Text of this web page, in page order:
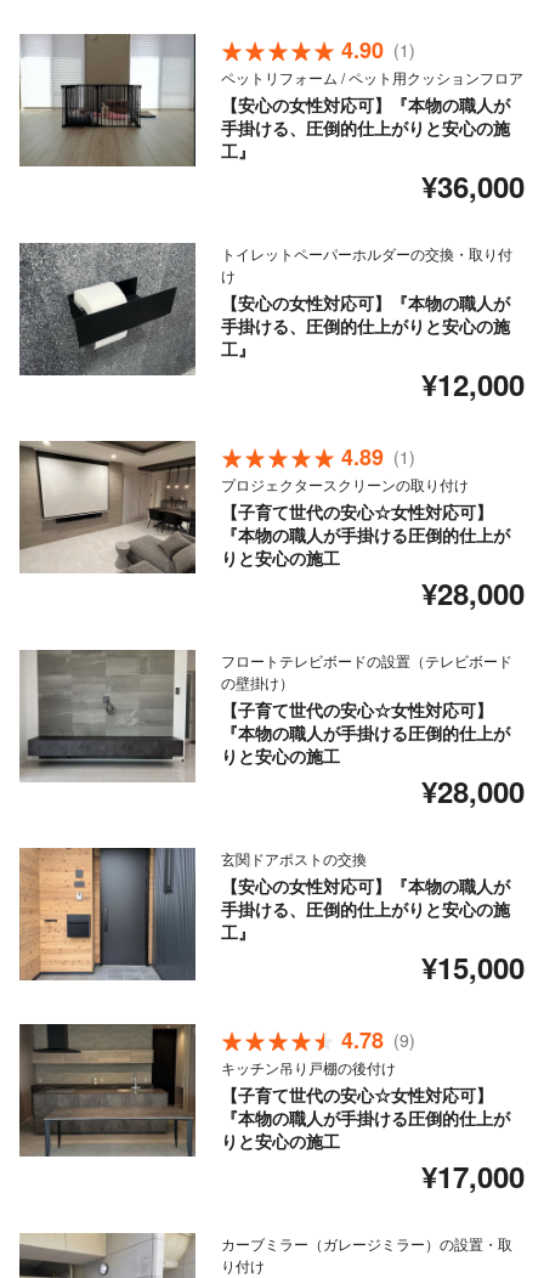
4.90 (1)
ペットリフォーム / ペット用クッションフロア
【安心の女性対応可】『本物の職人が
手掛ける、圧倒的仕上がりと安心の施
工』
¥36,000
トイレットペーパーホルダーの交換・取り付
け
【安心の女性対応可】『本物の職人が
手掛ける、圧倒的仕上がりと安心の施
工』
¥12,000
4.89 (1)
プロジェクタースクリーンの取り付け
【子育て世代の安心☆女性対応可】
『本物の職人が手掛ける圧倒的仕上が
りと安心の施工
¥28,000
フロートテレビボードの設置（テレビボード
の壁掛け）
【子育て世代の安心☆女性対応可】
『本物の職人が手掛ける圧倒的仕上が
りと安心の施工
¥28,000
玄関ドアポストの交換
【安心の女性対応可】『本物の職人が
手掛ける、圧倒的仕上がりと安心の施
工』
¥15,000
4.78 (9)
キッチン吊り戸棚の後付け
【子育て世代の安心☆女性対応可】
『本物の職人が手掛ける圧倒的仕上が
りと安心の施工
¥17,000
カーブミラー（ガレージミラー）の設置・取
り付け